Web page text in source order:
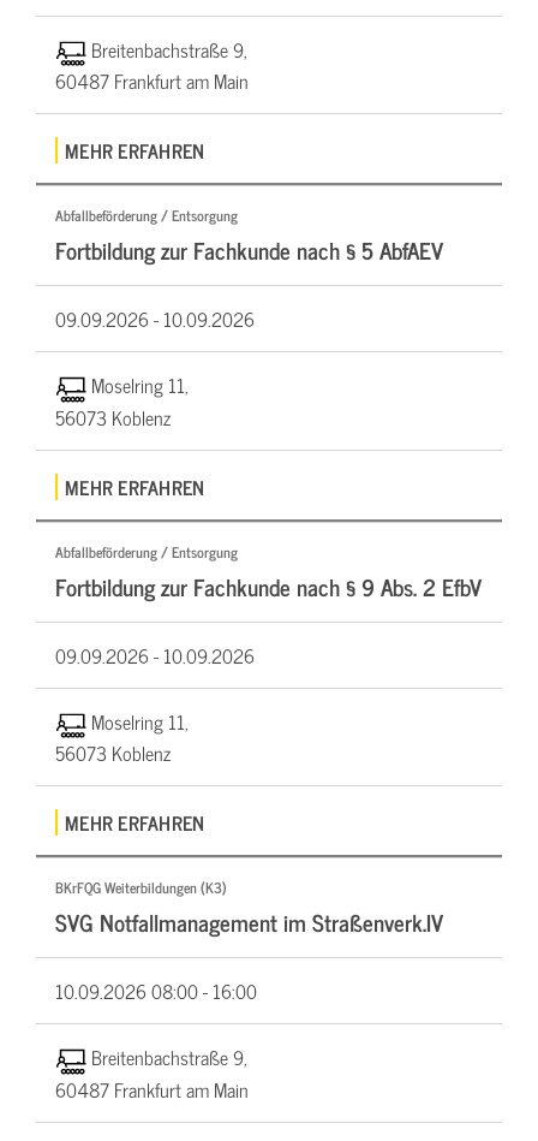
Breitenbachstraße 9,
60487 Frankfurt am Main
MEHR ERFAHREN
Abfallbeförderung / Entsorgung
Fortbildung zur Fachkunde nach § 5 AbfAEV
09.09.2026 -10.09.2026
Moselring 11,
56073 Koblenz
MEHR ERFAHREN
Abfallbeförderung / Entsorgung
Fortbildung zur Fachkunde nach § 9 Abs. 2 EfbV
09.09.2026 -10.09.2026
Moselring 11,
56073 Koblenz
MEHR ERFAHREN
BKrFQG Weiterbildungen (K3)
SVG Notfallmanagement im Straßenverk.IV
10.09.202608:00 - 16:00
Breitenbachstraße 9,
60487 Frankfurt am Main